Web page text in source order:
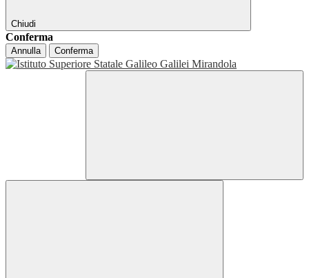
Chiudi
Conferma
Annulla Conferma